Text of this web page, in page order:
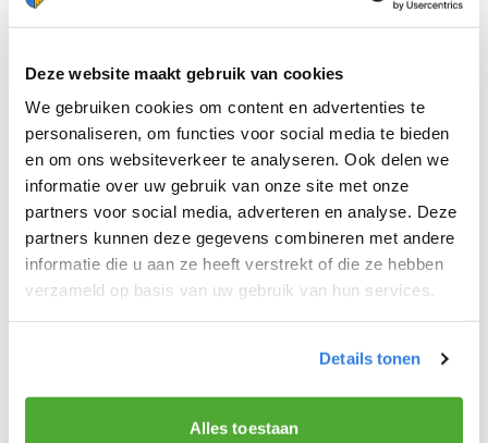
Deze website maakt gebruik van cookies
We gebruiken cookies om content en advertenties te
personaliseren, om functies voor social media te bieden
en om ons websiteverkeer te analyseren. Ook delen we
informatie over uw gebruik van onze site met onze
partners voor social media, adverteren en analyse. Deze
partners kunnen deze gegevens combineren met andere
informatie die u aan ze heeft verstrekt of die ze hebben
verzameld op basis van uw gebruik van hun services.
Details tonen
Alles toestaan
Great to see you're interested in a newspaper
like to refer you to thekrantenbezorgen.nl
website. There, you can easily sign up to deliver
newspapers in Tonden.
We hope you can get started soon and wish you
the best of luck! 🚴‍♂️💨